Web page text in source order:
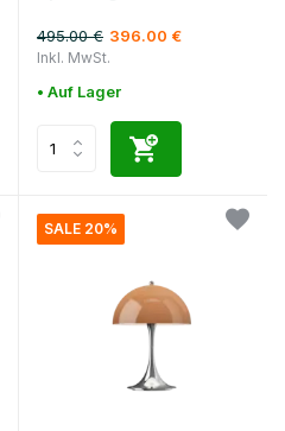
495.00 € 396.00 €
Inkl. MwSt.
• Auf Lager
SALE 20%